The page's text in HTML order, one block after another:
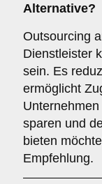
Alternative?
Outsourcing
Dienstleister
sein. Es
ermöglicht
sparen und
bieten
Empfehlung.